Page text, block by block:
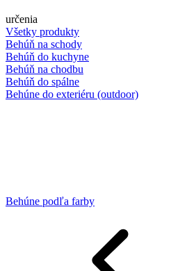
určenia
Všetky produkty
Behúň na schody
Behúň do kuchyne
Behúň na chodbu
Behúň do spálne
Behúne do exteriéru (outdoor)
Behúne podľa farby